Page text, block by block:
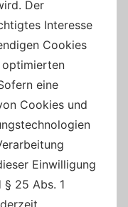
Der
Interesse
Cookies
optimierten
eine
Cookies und
Einwilligung
§ 25 Abs. 1